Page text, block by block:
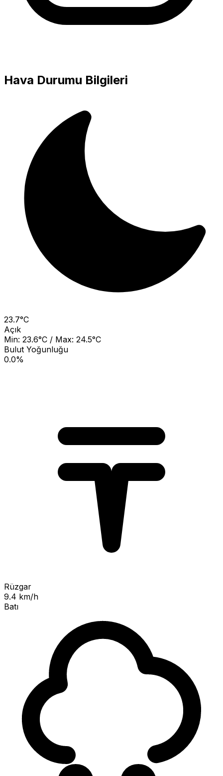
Hava Durumu Bilgileri
23.7°C
Açık
Min: 23.6°C / Max: 24.5°C
Bulut Yoğunluğu
0.0%
Rüzgar
9.4 km/h
Batı